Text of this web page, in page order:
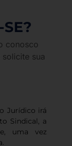
conosco
sua
Jurídico irá
Sindical, a
uma vez